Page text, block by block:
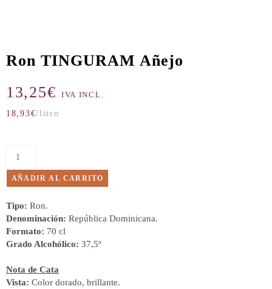
Ron TINGURAM Añejo
13,25€ IVA INCL.
18,93€/litro
AÑADIR AL CARRITO
Tipo: Ron.
Denominación: República Dominicana.
Formato: 70 cl
Grado Alcohólico: 37,5º
Nota de Cata
Vista: Color dorado, brillante.